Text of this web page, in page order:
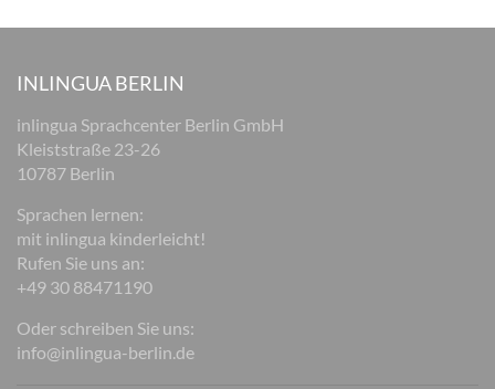
INLINGUA BERLIN
inlingua Sprachcenter Berlin GmbH
Kleiststraße 23-26
10787 Berlin
Sprachen lernen:
mit inlingua kinderleicht!
Rufen Sie uns an:
+49 30 88471190
Oder schreiben Sie uns:
info@inlingua-berlin.de